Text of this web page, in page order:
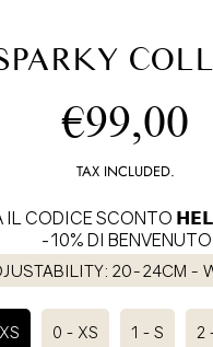
price
€99,00
TAX INCLUDED.
IL CODICE SCONTO
-10% DI BENVENUTO
20-24CM -
0 - XS 1 - S 2